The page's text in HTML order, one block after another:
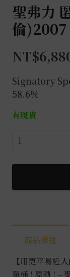
聖弗力
倫
NT$
Signatory
58.6%
有現貨
聖
力
名
賽
倫)2007
商品描述
【用更平易近
單桶 ! 原酒 ! –